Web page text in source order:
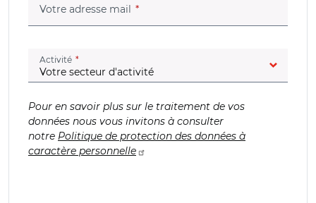
Votre adresse mail (champ obligatoire)
Activité (champ obligatoire)
Pour en savoir plus sur le traitement de vos
données nous vous invitons à consulter
notre Politique de protection des données à
caractère personnelle